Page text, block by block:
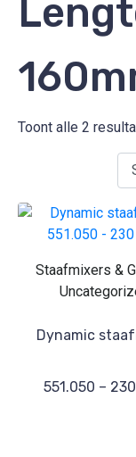
Toont alle 2
Staafmixers &
Dynamic
551.050 –